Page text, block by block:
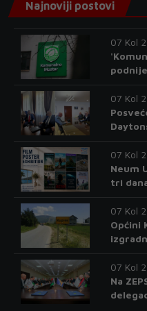
Najnoviji postovi
07 Kol
07 Kol
07 Kol
Neum
tri
07 Kol
Općini
07 Kol
Na